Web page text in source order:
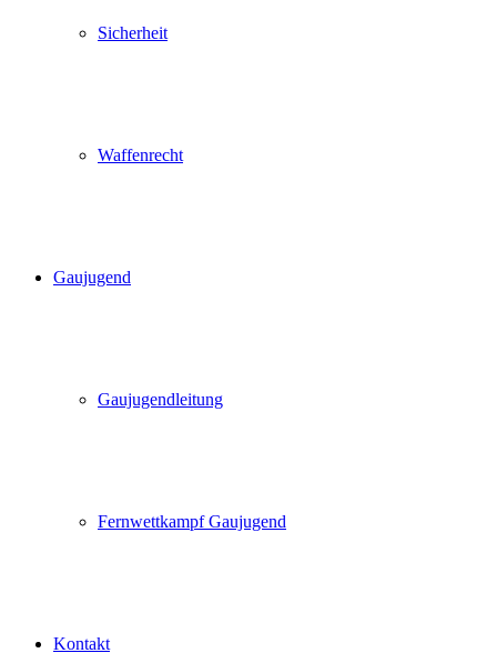
Sicherheit
Waffenrecht
Gaujugend
Gaujugendleitung
Fernwettkampf Gaujugend
Kontakt